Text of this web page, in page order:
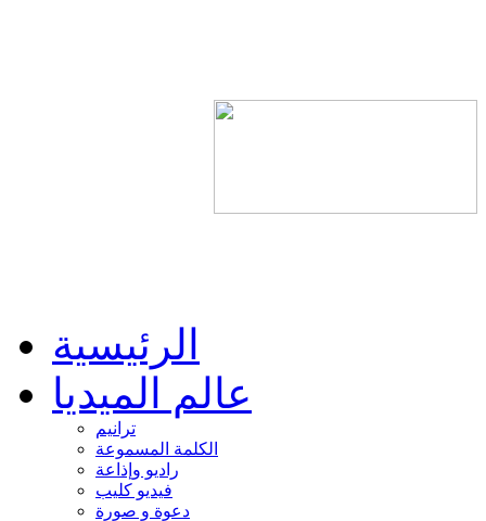
الرئيسية
عالم الميديا
ترانيم
الكلمة المسموعة
راديو وإذاعة
فيديو كليب
دعوة و صورة